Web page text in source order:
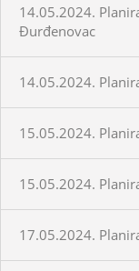
14.05.2024.
Đurđenovac
14.05.2024.
15.05.2024.
15.05.2024.
17.05.2024.